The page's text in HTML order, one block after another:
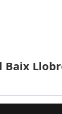
Baix